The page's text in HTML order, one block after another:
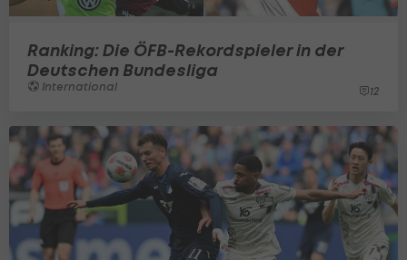
Ranking: Die ÖFB-Rekordspieler in der
Deutschen Bundesliga
International 12